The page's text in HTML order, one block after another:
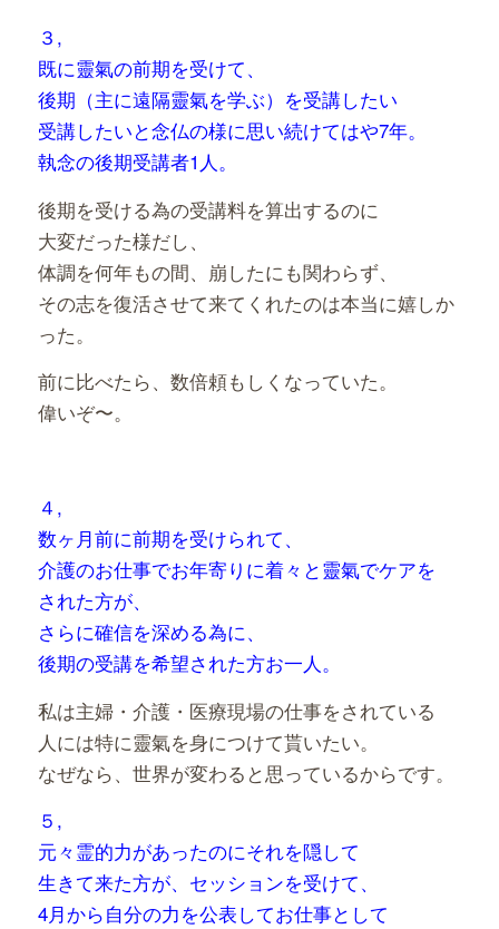
３,
既に靈氣の前期を受けて、
後期（主に遠隔靈氣を学ぶ）を受講したい
受講したいと念仏の様に思い続けてはや7年。
執念の後期受講者1人。
後期を受ける為の受講料を算出するのに
大変だった様だし、
体調を何年もの間、崩したにも関わらず、
その志を復活させて来てくれたのは本当に嬉しか
った。
前に比べたら、数倍頼もしくなっていた。
偉いぞ〜。
４,
数ヶ月前に前期を受けられて、
介護のお仕事でお年寄りに着々と靈氣でケアを
された方が、
さらに確信を深める為に、
後期の受講を希望された方お一人。
私は主婦・介護・医療現場の仕事をされている
人には特に靈氣を身につけて貰いたい。
なぜなら、世界が変わると思っているからです。
５,
元々霊的力があったのにそれを隠して
生きて来た方が、セッションを受けて、
4月から自分の力を公表してお仕事として